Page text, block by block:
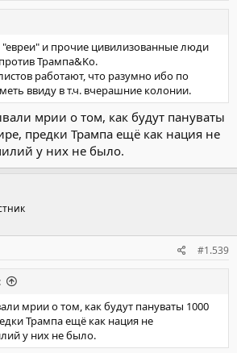
"евреи" и прочие цивилизованные люди
Трампа&Ko.
работают, что разумно ибо по
ввиду в т.ч. вчерашние колонии.
мрии о том, как будут пануваты
предки Трампа ещё как нация не
у них не было.
#1.539
мрии о том, как будут пануваты 1000
Трампа ещё как нация не
у них не было.